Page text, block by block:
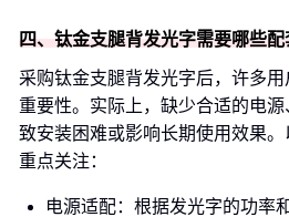
四、钛金支腿背发光字需要哪些配
采购钛金支腿背发光字后，许多
重要性。实际上，缺少合适的电
致安装困难或影响长期使用效果
重点关注：
电源适配：根据发光字的功率